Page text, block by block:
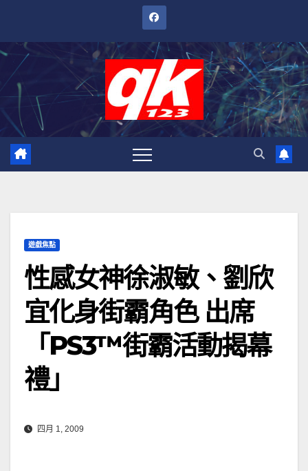
內
遊戲焦點
性感女神徐淑敏、劉欣
宜化身街霸角色 出席
「PS3™街霸活動揭幕
禮」
四月 1, 2009